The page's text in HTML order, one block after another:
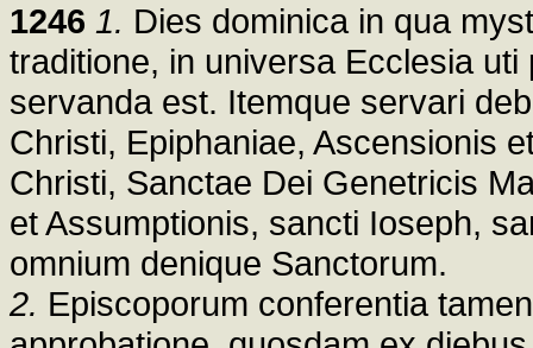
1246 1. Dies dominica in qua
traditione, in universa Ecclesia
servanda est. Itemque servari
Christi, Epiphaniae, Ascensionis
Christi, Sanctae Dei Genetricis
et Assumptionis, sancti Ioseph,
omnium denique Sanctorum.
2. Episcoporum conferentia